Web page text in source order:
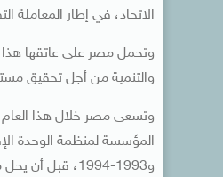
الاتحاد، في إطار المعاملة
وتحمل مصر على عاتقها هذا
والتنمية من أجل تحقيق
وتسعى مصر خلال هذا العام
و1993-1994، قبل أن يحل محلها الاتحاد الإفريقي عام 2002.